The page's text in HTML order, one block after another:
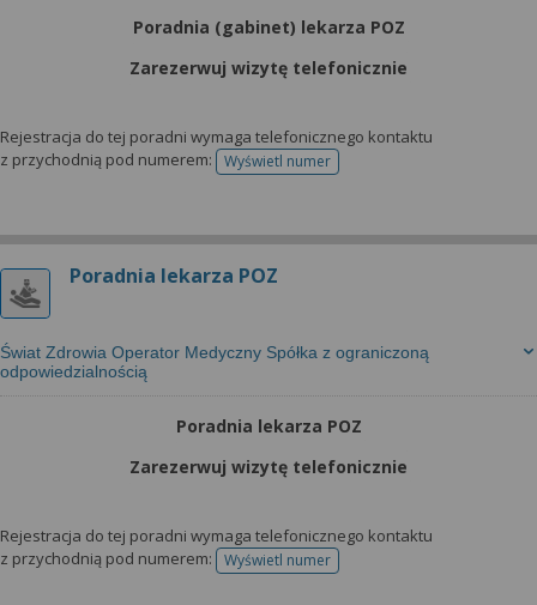
Poradnia (gabinet) lekarza POZ
Zarezerwuj wizytę telefonicznie
Rejestracja do tej poradni wymaga telefonicznego kontaktu
z przychodnią pod numerem:
Wyświetl numertelefonu do rejestracji
Poradnia lekarza POZ
Świat Zdrowia Operator Medyczny Spółka z ograniczoną
odpowiedzialnością
Poradnia lekarza POZ
Zarezerwuj wizytę telefonicznie
Rejestracja do tej poradni wymaga telefonicznego kontaktu
z przychodnią pod numerem:
Wyświetl numertelefonu do rejestracji